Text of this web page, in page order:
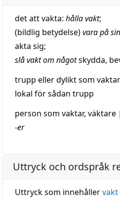
det attvakta: hållavakt;
(bildlig betydelse)vara på
akta sig;
slåvakt om någotskydda,
trupp eller dylikt som
lokal försådan trupp
person som vaktar, väktare
-er
Uttryck och ordspråk
Uttryck som innehållervakt